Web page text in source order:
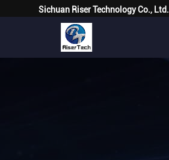
Sichuan Riser Technology Co., Ltd.